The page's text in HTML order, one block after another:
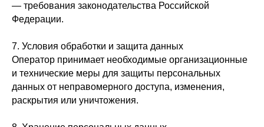
— требования законодательства Российской
Федерации.
7. Условия обработки и защита данных
Оператор принимает необходимые организационные
и технические меры для защиты персональных
данных от неправомерного доступа, изменения,
раскрытия или уничтожения.